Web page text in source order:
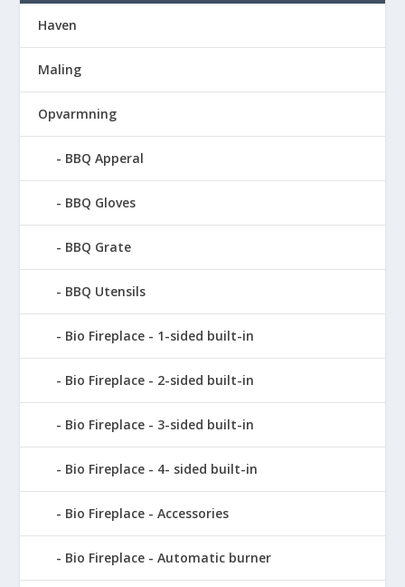
Haven
Maling
Opvarmning
BBQ Apperal
BBQ Gloves
BBQ Grate
BBQ Utensils
Bio Fireplace - 1-sided built-in
Bio Fireplace - 2-sided built-in
Bio Fireplace - 3-sided built-in
Bio Fireplace - 4- sided built-in
Bio Fireplace - Accessories
Bio Fireplace - Automatic burner